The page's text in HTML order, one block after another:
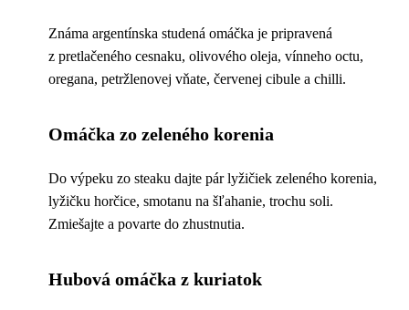
Známa argentínska studená omáčka je pripravená
z pretlačeného cesnaku, olivového oleja, vínneho octu,
oregana, petržlenovej vňate, červenej cibule a chilli.
Omáčka zo zeleného korenia
Do výpeku zo steaku dajte pár lyžičiek zeleného korenia,
lyžičku horčice, smotanu na šľahanie, trochu soli.
Zmiešajte a povarte do zhustnutia.
Hubová omáčka z kuriatok